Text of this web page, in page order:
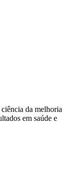
da melhoria
em saúde e